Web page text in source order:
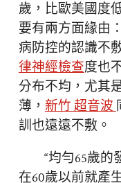
歲，比歐美國度
要有兩方面緣由
病防控的認識不
律神經檢查度也
分布不均，尤其
薄，新竹 超音波
訓也遠遠不敷。
“均勻65歲
在60歲以前就產